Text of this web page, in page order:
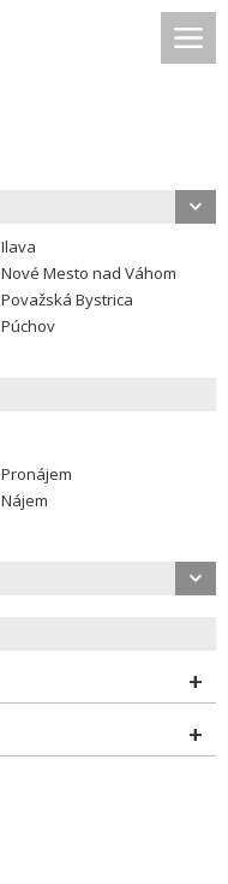
Ilava
Nové Mesto nad Váhom
Považská Bystrica
Púchov
Pronájem
Nájem